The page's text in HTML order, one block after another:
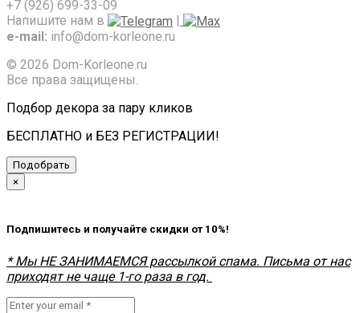
+7 (926) 699-33-09
Напишите нам в
|
e-mail: info@dom-korleone.ru
© 2026 Dom-Korleone.ru
Все права защищены.
Подбор декора за пару кликов
БЕСПЛАТНО и БЕЗ РЕГИСТРАЦИИ!
Подобрать
×
Подпишитесь и получайте скидки от 10%!
* Мы НЕ ЗАНИМАЕМСЯ рассылкой спама. Письма от нас
приходят не чаще 1-го раза в год.